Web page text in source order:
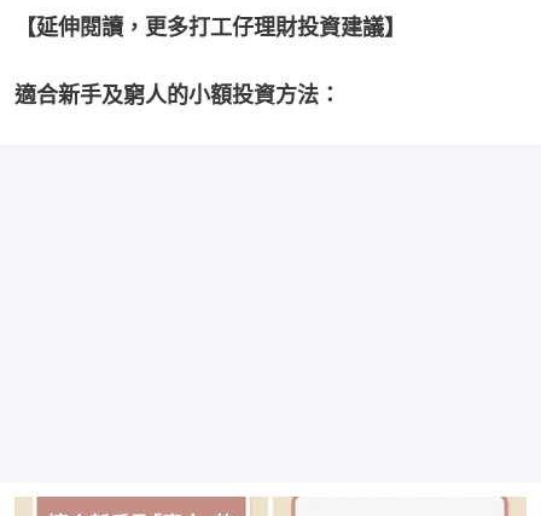
【延伸閱讀，更多打工仔理財投資建議】
適合新手及窮人的小額投資方法：